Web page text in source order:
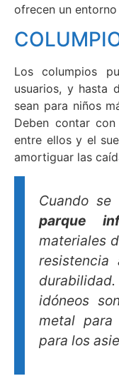
ofrecen un
Los columpios
usuarios, y hasta
sean para niños
Deben contar
entre ellos y el
amortiguar las
Cuando se
parque
materiales
idóneos
metal
para los